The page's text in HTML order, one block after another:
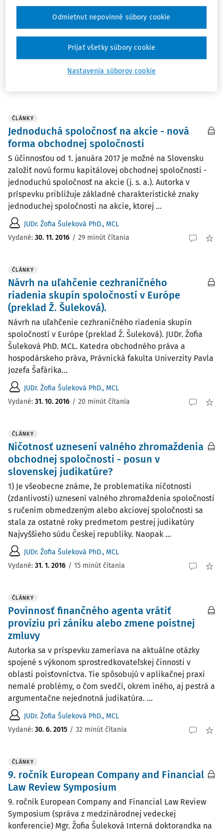
problematickým otázkam, ktoré súvisia s použitím mena
fyzickej osoby v obchodnom mene právnickej osoby,
konkrétne obchodnej spoločnosti. Meno fyzickej osoby
ako súčasť obchodného mena spoločnosti môže
JUDr. Žofia Šuleková PhD., MCL
ČLÁNKY
Jednoduchá spoločnosť na akcie - nová
forma obchodnej spoločnosti
S účinnosťou od 1. januára 2017 je možné na Slovensku
založiť novú formu kapitálovej obchodnej spoločnosti -
jednoduchú spoločnosť na akcie (j. s. a.). Autorka v
príspevku približuje základné charakteristické znaky
jednoduchej spoločnosti na akcie, ktorej ...
JUDr. Žofia Šuleková PhD., MCL
Vydané: 30. 11. 2016 / 29 minút čítania
ČLÁNKY
Návrh na uľahčenie cezhraničného
riadenia skupín spoločností v Európe
(preklad Ž. Šuleková).
Návrh na uľahčenie cezhraničného riadenia skupín
spoločností v Európe (preklad Ž. Šuleková). JUDr. Žofia
Šuleková PhD. MCL. Katedra obchodného práva a
hospodárskeho práva, Právnická fakulta Univerzity Pavla
Jozefa Šafárika...
JUDr. Žofia Šuleková PhD., MCL
Vydané: 31. 10. 2016 / 20 minút čítania
ČLÁNKY
Ničotnosť uznesení valného zhromaždenia
obchodnej spoločnosti - posun v
slovenskej judikatúre?
1) Je všeobecne známe, že problematika ničotnosti
(zdanlivosti) uznesení valného zhromaždenia spoločnosti
s ručením obmedzeným alebo akciovej spoločnosti sa
stala za ostatné roky predmetom pestrej judikatúry
Najvyššieho súdu Českej republiky. Naopak ...
JUDr. Žofia Šuleková PhD., MCL
Vydané: 31. 1. 2016 / 15 minút čítania
ČLÁNKY
Povinnosť finančného agenta vrátiť
províziu pri zániku alebo zmene poistnej
zmluvy
Autorka sa v príspevku zameriava na aktuálne otázky
spojené s výkonom sprostredkovateľskej činnosti v
oblasti poisťovníctva. Tie spôsobujú v aplikačnej praxi
nemalé problémy, o čom svedčí, okrem iného, aj pestrá a
argumentačne nejednotná judikatúra. ...
JUDr. Žofia Šuleková PhD., MCL
Vydané: 30. 6. 2015 / 32 minút čítania
ČLÁNKY
9. ročník European Company and Financial
Law Review Symposium
9. ročník European Company and Financial Law Review
Symposium (správa z medzinárodnej vedeckej
konferencie) Mgr. Žofia Šuleková Interná doktorandka na
Nastavenia súborov cookie
Odmietnut nepovinné súbory cookie
Prijať všetky súbory cookie